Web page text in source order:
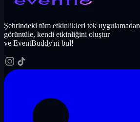
Şehrindeki tüm etkinlikleri tek uygulamadan
görüntüle, kendi etkinliğini oluştur
ve EventBuddy'ni bul!